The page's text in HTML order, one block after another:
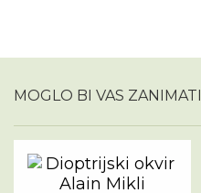
MOGLO BI VAS ZANIMATI